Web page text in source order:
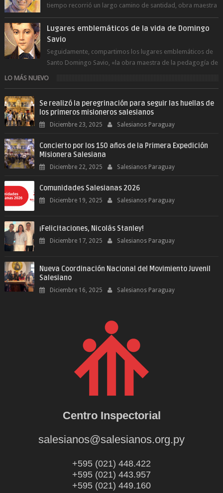
tiempo recorrió un largo camino de santidad, obra maestra
del Espíritu Santo y fr...
Lugares emblemáticos de la vida de Domingo
Savio
Seguidamente, compartimos los lugares emblemáticos de
Santo Domingo Savio, «la obra maestra de la pedagogía de
Don Bosco». San Giovann...
LO MÁS NUEVO
Se realizó la peregrinación para seguir las huellas de
los primeros misioneros salesianos
Diciembre 23, 2025 Salesianos Paraguay
Concierto por los 150 años de la Primera Expedición
Misionera Salesiana
Diciembre 22, 2025 Salesianos Paraguay
Comunidades Salesianas 2026
Diciembre 19, 2025 Salesianos Paraguay
¡Felicitaciones, Nicolás Stanley!
Diciembre 17, 2025 Salesianos Paraguay
Nueva Coordinación Nacional del Movimiento Juvenil
Salesiano
Diciembre 16, 2025 Salesianos Paraguay
Centro Inspectorial
salesianos@salesianos.org.py
+595 (021) 448.422
+595 (021) 443.957
+595 (021) 449.160